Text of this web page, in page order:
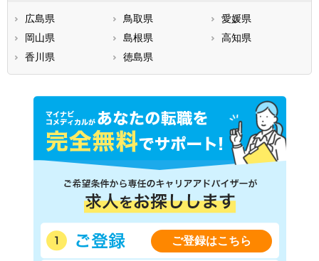
広島県 鳥取県
愛媛県
岡山県
島根県
高知県
香川県
徳島県
ご登録はこちら